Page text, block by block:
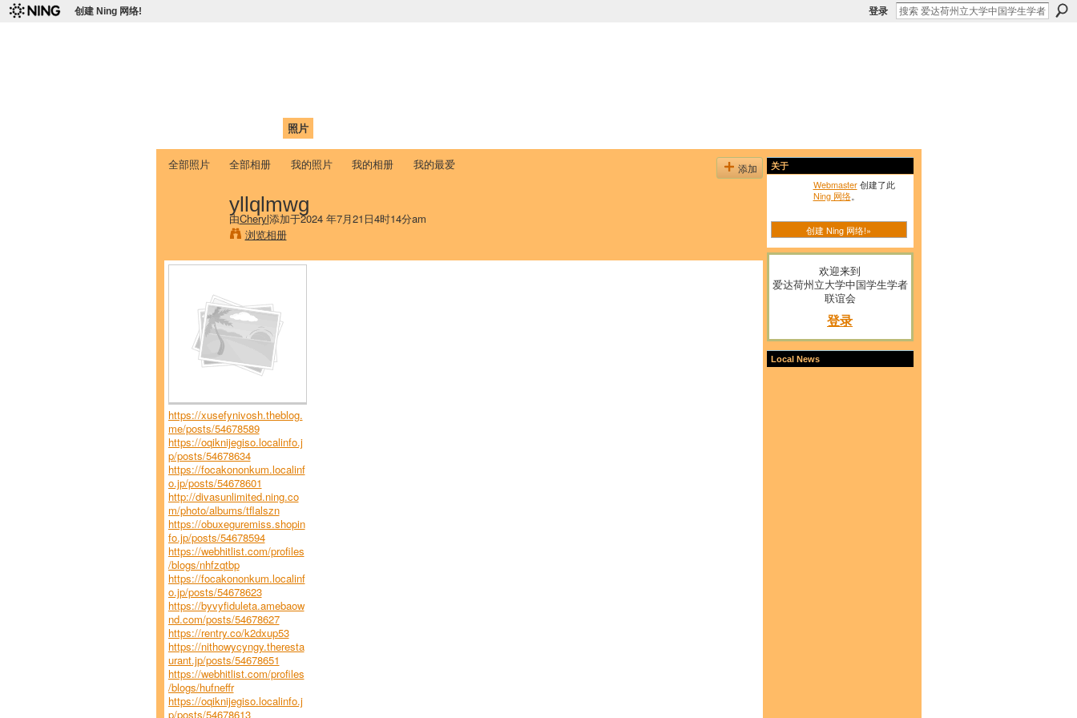
创建 Ning 网络! 登录
照片
全部照片 全部相册 我的照片 我的相册 我的最爱 添加
yllqlmwg
由Cheryl添加于2024 年7月21日4时14分am
浏览相册
https://xusefynivosh.theblog.
me/posts/54678589
https://oqiknijegiso.localinfo.j
p/posts/54678634
https://focakononkum.localinf
o.jp/posts/54678601
http://divasunlimited.ning.co
m/photo/albums/tflalszn
https://obuxeguremiss.shopin
fo.jp/posts/54678594
https://webhitlist.com/profiles
/blogs/nhfzqtbp
https://focakononkum.localinf
o.jp/posts/54678623
https://byvyfiduleta.amebaow
nd.com/posts/54678627
https://rentry.co/k2dxup53
https://nithowycyngy.theresta
urant.jp/posts/54678651
https://webhitlist.com/profiles
/blogs/hufneffr
https://oqiknijegiso.localinfo.j
p/posts/54678613
关于
Webmaster创建了此
Ning 网络。
创建 Ning 网络!»
欢迎来到
爱达荷州立大学中国学生学者
联谊会
登录
Local News